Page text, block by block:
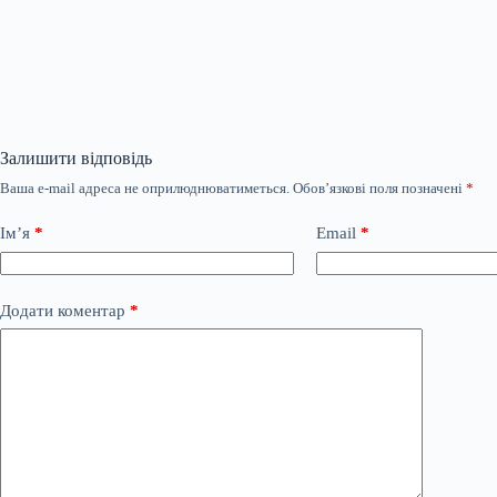
Залишити відповідь
Ваша e-mail адреса не оприлюднюватиметься. Обов’язкові поля позначені *
Ім’я * Email *
Додати коментар *